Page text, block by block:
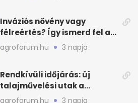
Inváziós növény vagy
félreértés? Így ismerd fel a
valódi kockázatot
agroforum.hu 3 napja
Rendkívüli időjárás: új
talajművelési utak a
gazdáknak
agroforum.hu 3 napja